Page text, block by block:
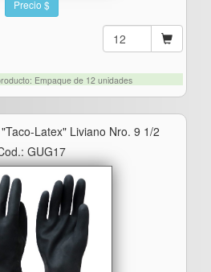
Precio $
Empaque de 12 unidades
Latex" Liviano Nro. 9 1/2
GUG17